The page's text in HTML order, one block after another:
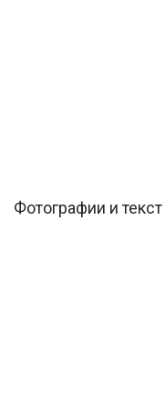
Фотографии и текст